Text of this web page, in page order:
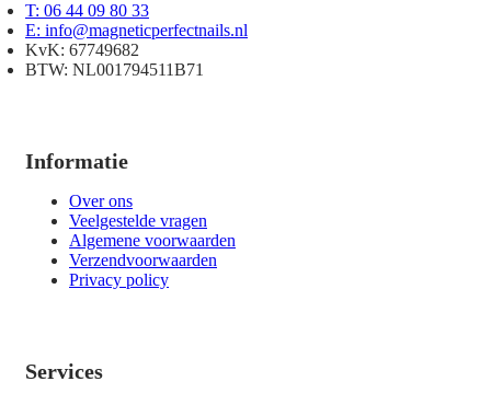
T: 06 44 09 80 33
E: info@magneticperfectnails.nl
KvK: 67749682
BTW: NL001794511B71
Informatie
Over ons
Veelgestelde vragen
Algemene voorwaarden
Verzendvoorwaarden
Privacy policy
Services